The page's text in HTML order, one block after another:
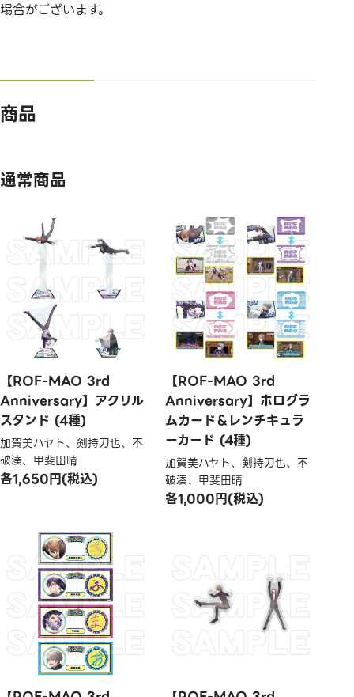
場合がございます。
商品
通常商品
【ROF-MAO 3rd
Anniversary】アクリル
スタンド (4種)
加賀美ハヤト、剣持刀也、不
破湊、甲斐田晴
各1,650円(税込)
【ROF-MAO 3rd
Anniversary】ホログラ
ムカード＆レンチキュラ
ーカード (4種)
加賀美ハヤト、剣持刀也、不
破湊、甲斐田晴
各1,000円(税込)